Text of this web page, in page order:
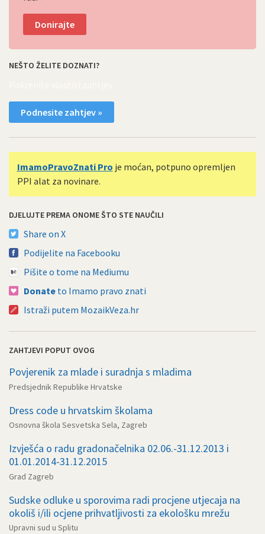
Donirajte
NEŠTO ŽELITE DOZNATI?
Podnesite zahtjev »
ImamoPravoZnati Pro je moćan, potpuno opremljen
PPI alat za novinare.
DJELUJTE PREMA ONOME ŠTO STE NAUČILI
Share on X
Podijelite na Facebooku
Pišite o tome na Mediumu
Donate to Imamo pravo znati
Istraži putem MozaikVeza.hr
ZAHTJEVI POPUT OVOG
Povjerenik za mlade i suradnja s mladima
Predsjednik Republike Hrvatske
Dress code u hrvatskim školama
Osnovna škola Sesvetska Sela, Zagreb
Izvješća o radu gradonačelnika 02.06.-31.12.2013 i
01.01.2014-31.12.2015
Grad Zagreb
Sudske odluke u sporovima radi procjene utjecaja na
okoliš i/ili ocjene prihvatljivosti za ekološku mrežu
Upravni sud u Splitu